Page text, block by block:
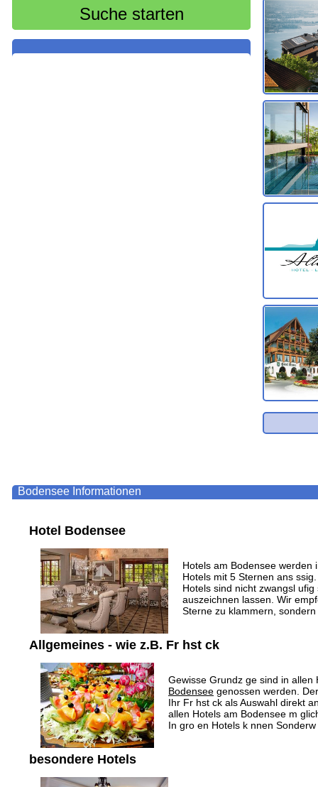
Bodensee Informationen
Hotel Bodensee
Hotels am Bodensee werden
Hotels mit 5 Sternen ans
Hotels sind nicht zwangsl
auszeichnen lassen. Wir
Sterne zu klammern,
Allgemeines - wie z.B. Fr hst ck
Gewisse Grundz ge sind in
Bodensee genossen werden.
Ihr Fr hst ck als Auswahl direkt
allen Hotels am Bodensee m
In gro en Hotels k nnen
besondere Hotels